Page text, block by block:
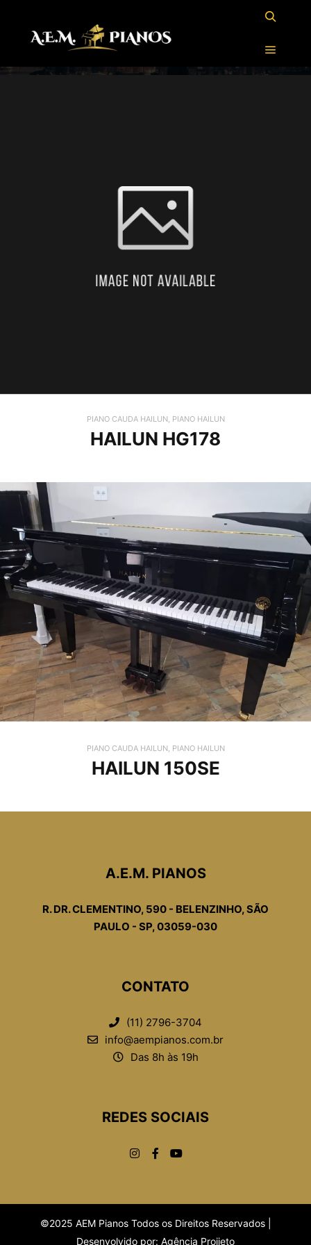
: PIANO CAUDA
HAILUN
PIANO CAUDA HAILUN, PIANO HAILUN
HAILUN HG178
PIANO CAUDA HAILUN, PIANO HAILUN
HAILUN 150SE
A.E.M. PIANOS
R. DR. CLEMENTINO, 590 - BELENZINHO, SÃO
PAULO - SP, 03059-030
CONTATO
(11) 2796-3704
info@aempianos.com.br
Das 8h às 19h
REDES SOCIAIS
©2025 AEM Pianos Todos os Direitos Reservados |
Desenvolvido por: Agência Projjeto